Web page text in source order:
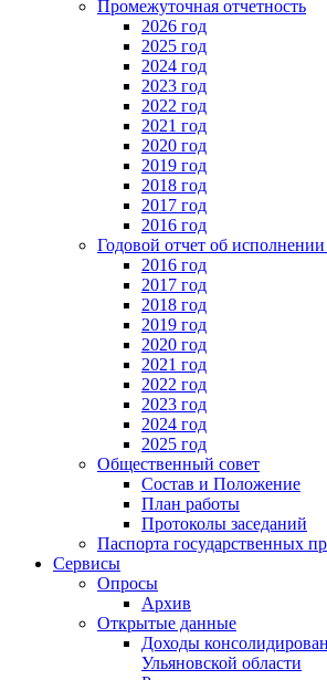
Промежуточная отчетность
2026 год
2025 год
2024 год
2023 год
2022 год
2021 год
2020 год
2019 год
2018 год
2017 год
2016 год
Годовой отчет об
2016 год
2017 год
2018 год
2019 год
2020 год
2021 год
2022 год
2023 год
2024 год
2025 год
Общественный совет
Состав и Положение
План работы
Протоколы заседаний
Паспорта государственных
Сервисы
Опросы
Архив
Открытые данные
Доходы
Ульяновской области